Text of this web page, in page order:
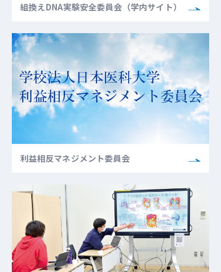
組換えDNA実験安全委員会 （学内サイト）
利益相反マネジメント委員会